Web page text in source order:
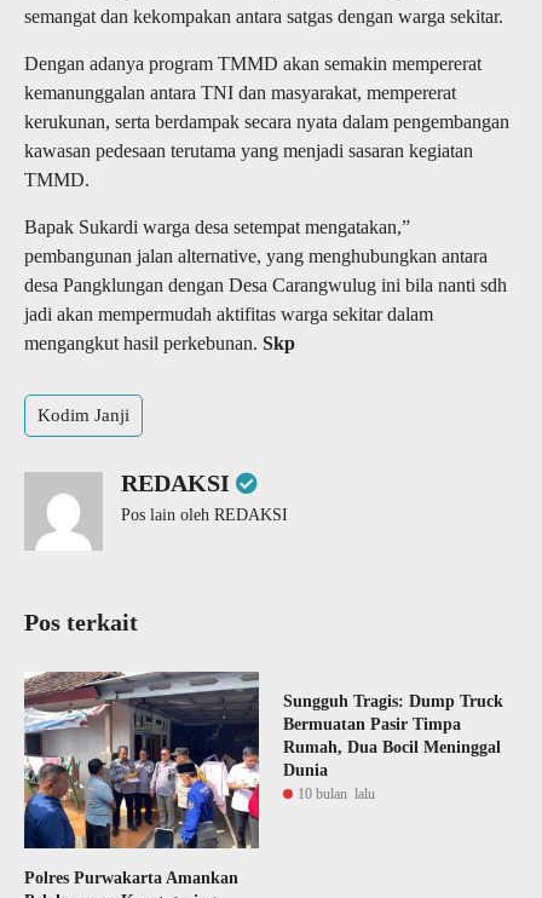
semangat dan kekompakan antara satgas dengan warga sekitar.
Dengan adanya program TMMD akan semakin mempererat
kemanunggalan antara TNI dan masyarakat, mempererat
kerukunan, serta berdampak secara nyata dalam pengembangan
kawasan pedesaan terutama yang menjadi sasaran kegiatan
TMMD.
Bapak Sukardi warga desa setempat mengatakan,”
pembangunan jalan alternative, yang menghubungkan antara
desa Pangklungan dengan Desa Carangwulug ini bila nanti sdh
jadi akan mempermudah aktifitas warga sekitar dalam
mengangkut hasil perkebunan. Skp
Kodim Janji
REDAKSI
Pos lain oleh REDAKSI
Pos terkait
Polres Purwakarta Amankan
Sungguh Tragis: Dump Truck
Bermuatan Pasir Timpa
Rumah, Dua Bocil Meninggal
Dunia
10 bulan lalu